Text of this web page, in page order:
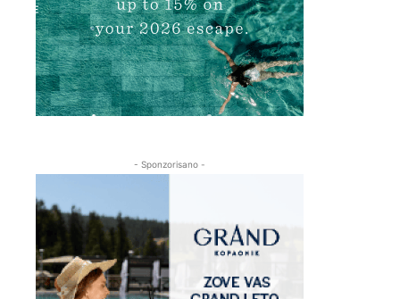
- Sponzorisano -